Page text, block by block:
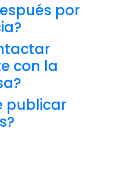
por
con la
publicar